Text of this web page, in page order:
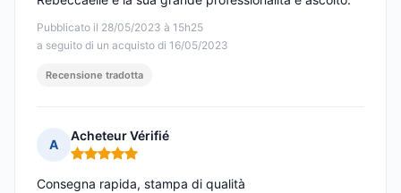
Pubblicato il 28/05/2023 à 15h25
a seguito di un acquisto di 16/05/2023
Recensione tradotta
A
Acheteur Vérifié
Nota: 5 su 5
Consegna rapida, stampa di qualità